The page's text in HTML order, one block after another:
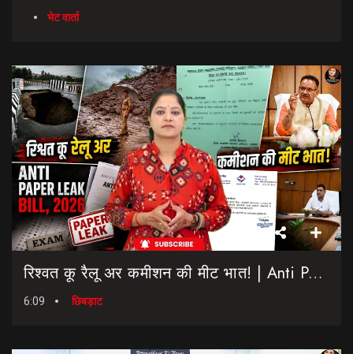
भेट वार्ता
रिश्वत कू रैलू अर कमीशन की मीट भात! | Anti Paper Leak Bill 2026 | Saptahik Chhiprat
6:09 छिबड़ाट